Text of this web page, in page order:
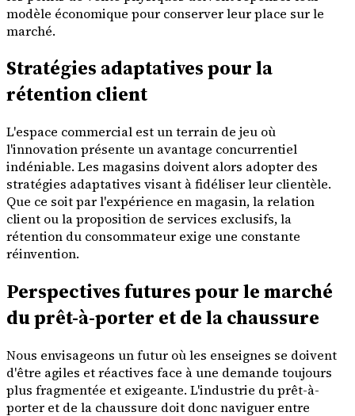
modèle économique pour conserver leur place sur le
marché.
Stratégies adaptatives pour la
rétention client
L'espace commercial est un terrain de jeu où
l'innovation présente un avantage concurrentiel
indéniable. Les magasins doivent alors adopter des
stratégies adaptatives visant à fidéliser leur clientèle.
Que ce soit par l'expérience en magasin, la relation
client ou la proposition de services exclusifs, la
rétention du consommateur exige une constante
réinvention.
Perspectives futures pour le marché
du prêt-à-porter et de la chaussure
Nous envisageons un futur où les enseignes se doivent
d'être agiles et réactives face à une demande toujours
plus fragmentée et exigeante. L'industrie du prêt-à-
porter et de la chaussure doit donc naviguer entre